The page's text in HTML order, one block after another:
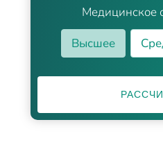
Медицинское
Высшее